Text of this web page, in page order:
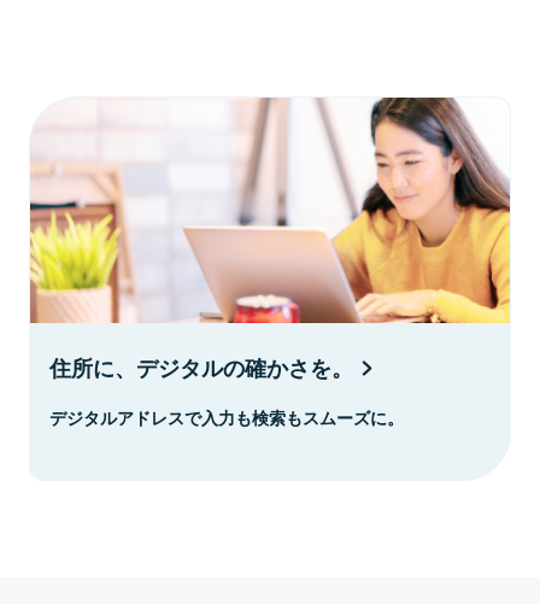
住所に、デジタルの確かさを。
デジタルアドレスで入力も検索もスムーズに。